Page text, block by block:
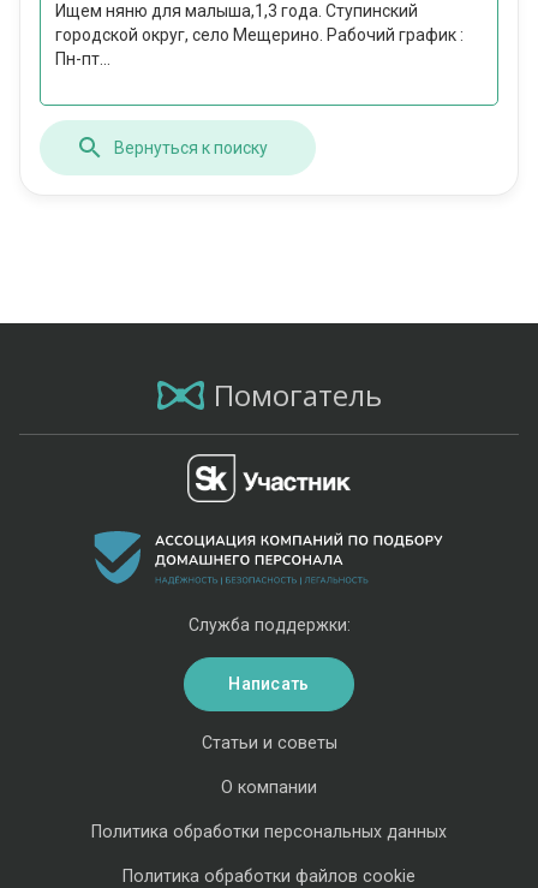
Ищем няню для малыша,1,3 года. Ступинский
городской округ, село Мещерино. Рабочий график :
Пн-пт...
Вернуться к поиску
Помогатель
Статьи и советы
О компании
Политика обработки персональных данных
Политика обработки файлов cookie
Служба поддержки:
Написать